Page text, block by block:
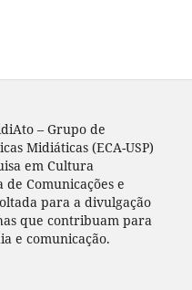
– Grupo de
Midiáticas (ECA-USP)
em Cultura
Comunicações e
para a divulgação
que contribuam para
e comunicação.